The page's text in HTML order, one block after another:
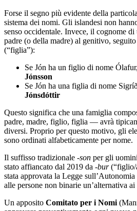
Forse il segno più evidente della
sistema dei nomi. Gli islandesi non
senso occidentale. Invece, il cognome
padre (o della madre) al genitivo,
(“figlia”):
Se Jón ha un figlio di nome
Jónsson
Se Jón ha una figlia di nome
Jónsdóttir
Questo significa che una famiglia
padre, madre, figlio, figlia — avrà
diversi. Proprio per questo motivo, gli
sono ordinati alfabeticamente per nome.
Il suffisso tradizionale -son per gli
stato affiancato dal 2019 da -bur(“figlio/
stata approvata la Legge
alle persone non binarie un’alternativa
Un apposito Comitato per i Nomi